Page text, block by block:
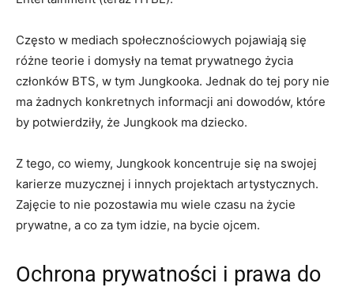
Często w mediach społecznościowych pojawiają się
różne teorie i domysły na temat prywatnego życia
członków BTS, w tym Jungkooka. Jednak do tej pory nie
ma żadnych konkretnych informacji ani dowodów, które
by potwierdziły, że Jungkook ma dziecko.
Z tego, co wiemy, Jungkook koncentruje się na swojej
karierze muzycznej i innych projektach artystycznych.
Zajęcie to nie pozostawia mu wiele czasu na życie
prywatne, a co za tym idzie, na bycie ojcem.
Ochrona prywatności i prawa do